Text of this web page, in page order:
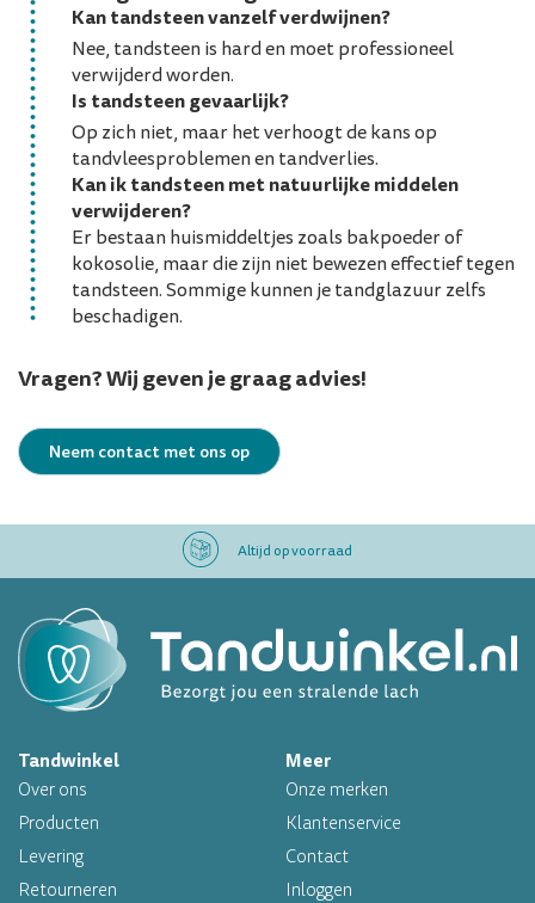
Kan tandsteen vanzelf verdwijnen?
Nee, tandsteen is hard en moet professioneel
verwijderd worden.
Is tandsteen gevaarlijk?
Op zich niet, maar het verhoogt de kans op
tandvleesproblemen en tandverlies.
Kan ik tandsteen met natuurlijke middelen
verwijderen?
Er bestaan huismiddeltjes zoals bakpoeder of
kokosolie, maar die zijn niet bewezen effectief tegen
tandsteen. Sommige kunnen je tandglazuur zelfs
beschadigen.
Vragen? Wij geven je graag advies!
Neem contact met ons op
Altijd op voorraad
Altijd op voorraad
Op werkdagen voor 16.00 uur besteld, morgen in huis
Tandwinkel
Over ons
Producten
Levering
Retourneren
Meer
Onze merken
Klantenservice
Contact
Inloggen